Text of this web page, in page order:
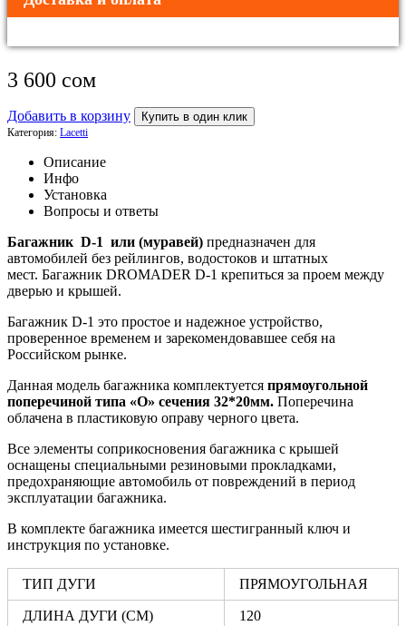
3 600 сом
Добавить в корзину Купить в один клик
Категория: Lacetti
Описание
Инфо
Установка
Вопросы и ответы
Багажник D-1 или (муравей) предназначен для
автомобилей без рейлингов, водостоков и штатных
мест. Багажник DROMADER D-1 крепиться за проем между
дверью и крышей.
Багажник D-1 это простое и надежное устройство,
проверенное временем и зарекомендовавшее себя на
Российском рынке.
Данная модель багажника комплектуется прямоугольной
поперечиной типа «О» сечения 32*20мм. Поперечина
облачена в пластиковую оправу черного цвета.
Все элементы соприкосновения багажника с крышей
оснащены специальными резиновыми прокладками,
предохраняющие автомобиль от повреждений в период
эксплуатации багажника.
В комплекте багажника имеется шестигранный ключ и
инструкция по установке.
ТИП ДУГИ ПРЯМОУГОЛЬНАЯ
ДЛИНА ДУГИ (СМ) 120